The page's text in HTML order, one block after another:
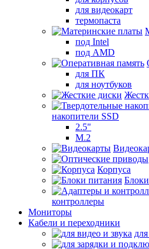
для видеокарт
термопаста
под Intel
под AMD
для ПК
для ноутбуков
накопители SSD
2.5"
M.2
Корпуса
контроллеры
Мониторы
Кабели и переходники